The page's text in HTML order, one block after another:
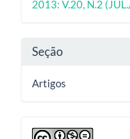
2013: V.20, N.2
Seção
Artigos